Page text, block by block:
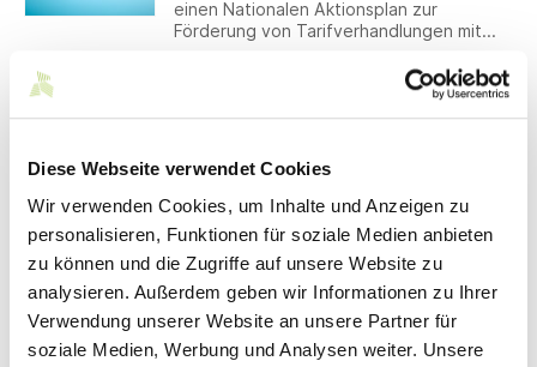
Diese Webseite verwendet Cookies
Wir verwenden Cookies, um Inhalte und Anzeigen zu
personalisieren, Funktionen für soziale Medien anbieten
zu können und die Zugriffe auf unsere Website zu
analysieren. Außerdem geben wir Informationen zu Ihrer
Verwendung unserer Website an unsere Partner für
soziale Medien, Werbung und Analysen weiter. Unsere
derzeit noch im Aufbau sind.
einen Nationalen Aktionsplan zur
Förderung von Tarifverhandlungen mit
des diesjährigen President's Dinner im
DEKRA Club - Fine Dining by Philipp
Kovacs.
22.07.2026
§ 16 BetrAVG – Anpassung der
Betriebsrenten für die Jahre 2022 bis
Juni 2026
Ein Arbeitgeber ist gemäß § 16